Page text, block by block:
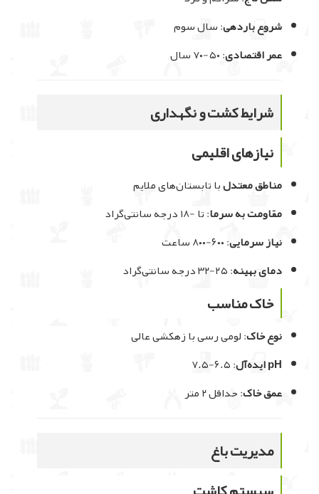
شروع باردهی: سال سوم
عمر اقتصادی: ۵۰-۷۰ سال
شرایط کشت و نگهداری
نیازهای اقلیمی
مناطق معتدلبا تابستان‌های ملایم
مقاومت به سرما: تا -۱۸ درجه سانتی‌گراد
نیاز سرمایی: ۶۰۰-۸۰۰ ساعت
دمای بهینه: ۲۵-۳۲ درجه سانتی‌گراد
خاک مناسب
نوع خاک: لومی رسی با زهکشی عالی
pH ایده‌آل
: ۶.۵-۷.۵
عمق خاک: حداقل ۲ متر
مدیریت باغ